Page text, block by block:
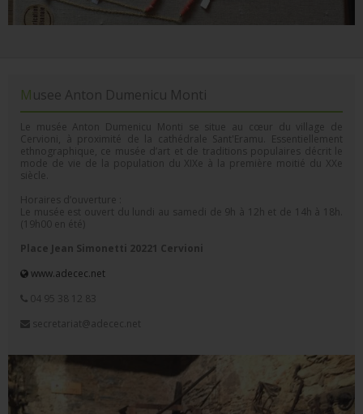
Musee Anton Dumenicu Monti
Le musée Anton Dumenicu Monti se situe au cœur du village de
Cervioni, à proximité de la cathédrale Sant'Eramu. Essentiellement
ethnographique, ce musée d’art et de traditions populaires décrit le
mode de vie de la population du XIXe à la première moitié du XXe
siècle.
Horaires d’ouverture :
Le musée est ouvert du lundi au samedi de 9h à 12h et de 14h à 18h.
(19h00 en été)
Place Jean Simonetti 20221 Cervioni
www.adecec.net
04 95 38 12 83
secretariat@adecec.net